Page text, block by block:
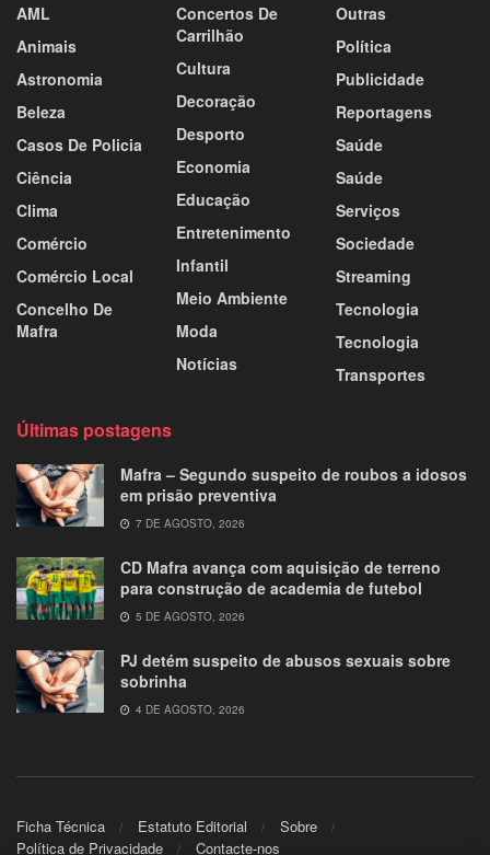
AML
Animais
Astronomia
Beleza
Casos De Policia
Ciência
Clima
Comércio
Comércio Local
Concelho De
Mafra
Concertos De
Carrilhão
Cultura
Decoração
Desporto
Economia
Educação
Entretenimento
Infantil
Meio Ambiente
Moda
Notícias
Outras
Política
Publicidade
Reportagens
Saúde
Saúde
Serviços
Sociedade
Streaming
Tecnologia
Tecnologia
Transportes
Últimas postagens
Mafra – Segundo suspeito de roubos a idosos
em prisão preventiva
7 DE AGOSTO, 2026
CD Mafra avança com aquisição de terreno
para construção de academia de futebol
5 DE AGOSTO, 2026
PJ detém suspeito de abusos sexuais sobre
sobrinha
4 DE AGOSTO, 2026
Ficha Técnica Estatuto Editorial
Sobre
Política de Privacidade
Contacte-nos